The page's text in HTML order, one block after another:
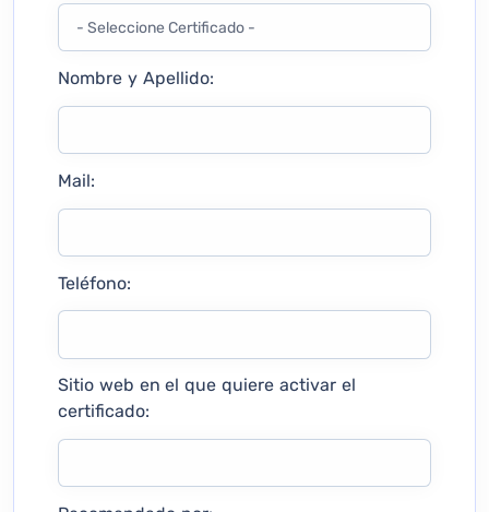
Nombre y Apellido:
Mail:
Teléfono:
Sitio web en el que quiere activar el
certificado: